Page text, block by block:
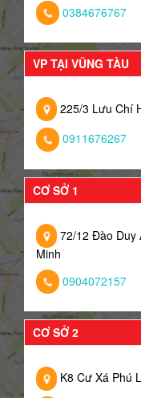
0384676767
VP TẠI VŨNG TÀU
225/3 Lưu Chí
0911676267
CƠ SỞ 1
72/12 Đào Duy
Minh
0904072157
CƠ SỞ 2
K8 Cư Xá Phú